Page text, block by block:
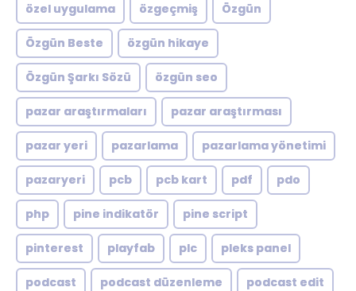
özel uygulama özgeçmiş Özgün
Özgün Beste özgün hikaye
Özgün Şarkı Sözü özgün seo
pazar araştırmaları pazar araştırması
pazar yeri pazarlama pazarlama yönetimi
pazaryeri pcb pcb kart pdf pdo
php pine indikatör pine script
pinterest playfab plc pleks panel
podcast podcast düzenleme podcast edit